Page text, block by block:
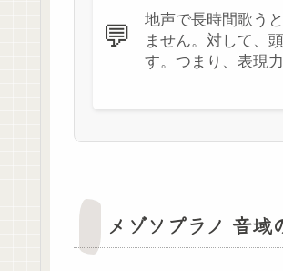
💬
地声で長時間歌う
ません。対して、
す。つまり、表現
メゾソプラノ 音